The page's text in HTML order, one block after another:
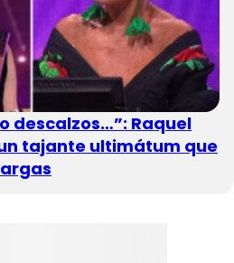
descalzos…”: Raquel
tajante ultimátum que